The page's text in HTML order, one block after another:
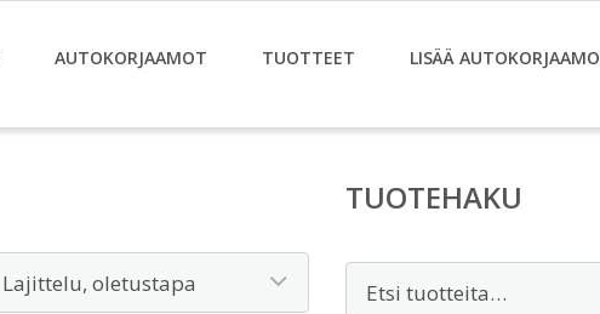
AUTOKORJAAMOT TUOTTEET LISÄÄ AUTOKORJAAMO
TUOTEHAKU